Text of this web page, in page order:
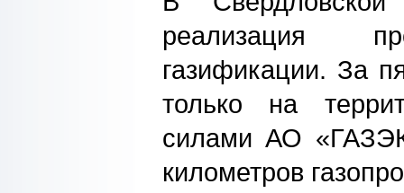
реализация
газификации. За
только на
силами АО
километров